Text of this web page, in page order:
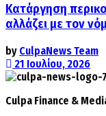
Κατάργηση
αλλάζει με τον
by CulpaNews Team
21 Ιουλίου, 2026
Culpa Finance &